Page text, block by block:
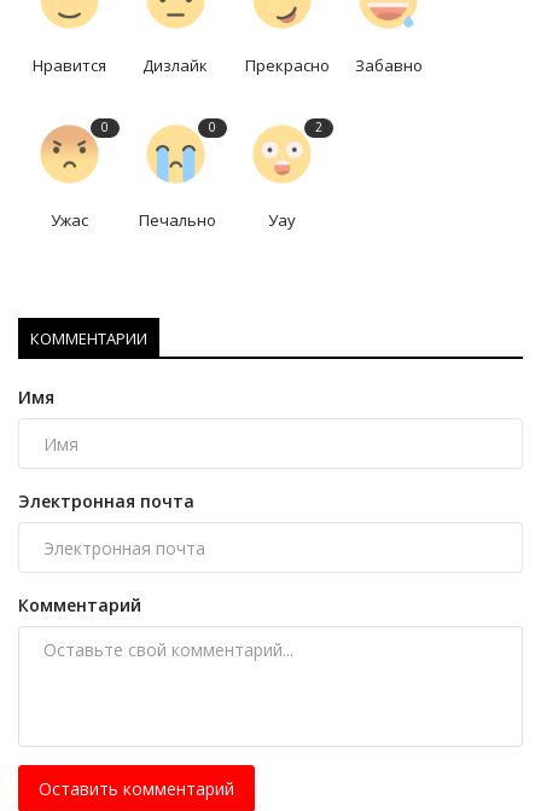
Нравится Дизлайк Прекрасно Забавно
0
Ужас
0
Печально
2
Уау
КОММЕНТАРИИ
Имя
Электронная почта
Комментарий
Оставить комментарий